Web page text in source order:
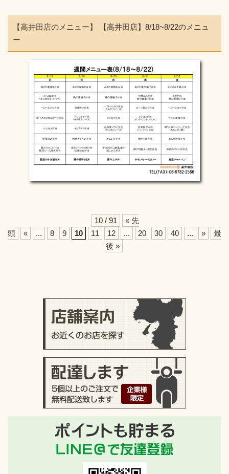
【高井田店のメニュー】
【高井田店】8/18~8/22のメニュ
ー
10 / 91
« 先
頭
« ... 8 9 10 11 12 ... 20 30 40 ... »
最
後 »